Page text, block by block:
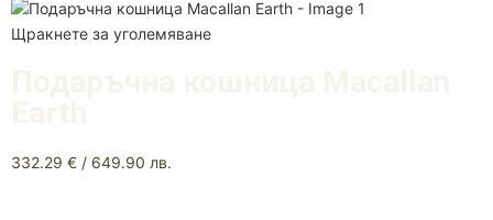
Щракнете за уголемяване
332.29 € / 649.90 лв.